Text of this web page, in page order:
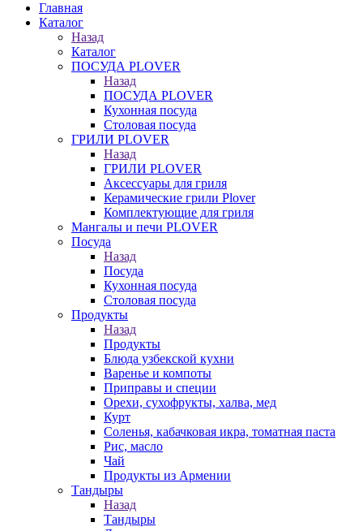
Главная
Каталог
Назад
Каталог
ПОСУДА PLOVER
Назад
ПОСУДА PLOVER
Кухонная посуда
Столовая посуда
ГРИЛИ PLOVER
Назад
ГРИЛИ PLOVER
Аксессуары для гриля
Керамические грили Plover
Комплектующие для гриля
Мангалы и печи PLOVER
Посуда
Назад
Посуда
Кухонная посуда
Столовая посуда
Продукты
Назад
Продукты
Блюда узбекской кухни
Варенье и компоты
Приправы и специи
Орехи, сухофрукты, халва, мед
Курт
Соленья, кабачковая икра, томатная паста
Рис, масло
Чай
Продукты из Армении
Тандыры
Назад
Тандыры